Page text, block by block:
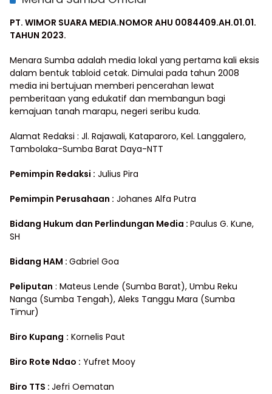
PT. WIMOR SUARA MEDIA.NOMOR AHU 0084409.AH.01.01.
TAHUN 2023.
Menara Sumba adalah media lokal yang pertama kali eksis
dalam bentuk tabloid cetak. Dimulai pada tahun 2008
media ini bertujuan memberi pencerahan lewat
pemberitaan yang edukatif dan membangun bagi
kemajuan tanah marapu, negeri seribu kuda.
Alamat Redaksi : Jl. Rajawali, Kataparoro, Kel. Langgalero,
Tambolaka-Sumba Barat Daya-NTT
Pemimpin Redaksi : Julius Pira
Pemimpin Perusahaan : Johanes Alfa Putra
Bidang Hukum dan Perlindungan Media : Paulus G. Kune,
SH
Bidang HAM : Gabriel Goa
Peliputan : Mateus Lende (Sumba Barat), Umbu Reku
Nanga (Sumba Tengah), Aleks Tanggu Mara (Sumba
Timur)
Biro Kupang : Kornelis Paut
Biro Rote Ndao : Yufret Mooy
Biro TTS : Jefri Oematan